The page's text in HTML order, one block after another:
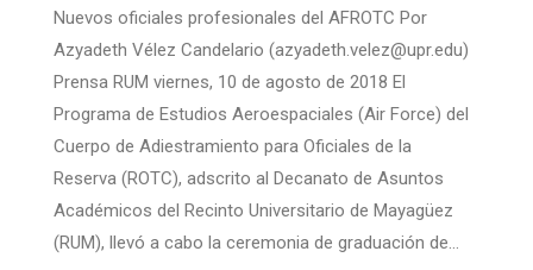
Nuevos oficiales profesionales del AFROTC Por
Azyadeth Vélez Candelario (azyadeth.velez@upr.edu)
Prensa RUM viernes, 10 de agosto de 2018 El
Programa de Estudios Aeroespaciales (Air Force) del
Cuerpo de Adiestramiento para Oficiales de la
Reserva (ROTC), adscrito al Decanato de Asuntos
Académicos del Recinto Universitario de Mayagüez
(RUM), llevó a cabo la ceremonia de graduación de…